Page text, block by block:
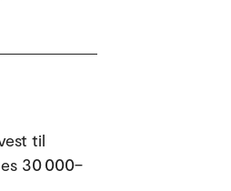
til
30 000–